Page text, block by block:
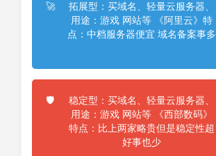
🚀
拓展型：买域名、轻量云服务器、
用途：游戏 网站等 《阿里云》特
点：中档服务器便宜 域名备案事多
🛡️
稳定型：买域名、轻量云服务器、
用途：游戏 网站等 《西部数码》
特点：比上两家略贵但是稳定性超
好事也少